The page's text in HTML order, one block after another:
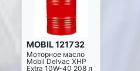
MOBIL 121732
Моторное масло
Mobil Delvac XHP
Extra 10W-40 208 л